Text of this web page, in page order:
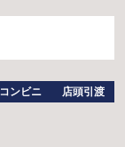
コンビニ 店頭引渡